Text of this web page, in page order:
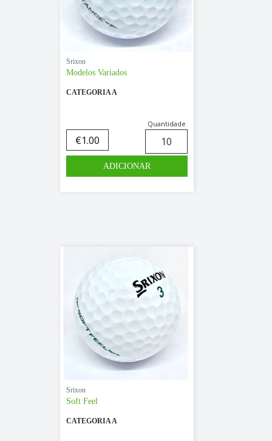
Srixon
Modelos Variados
CATEGORIA A
€1.00
Quantidade
Srixon
Soft Feel
CATEGORIA A